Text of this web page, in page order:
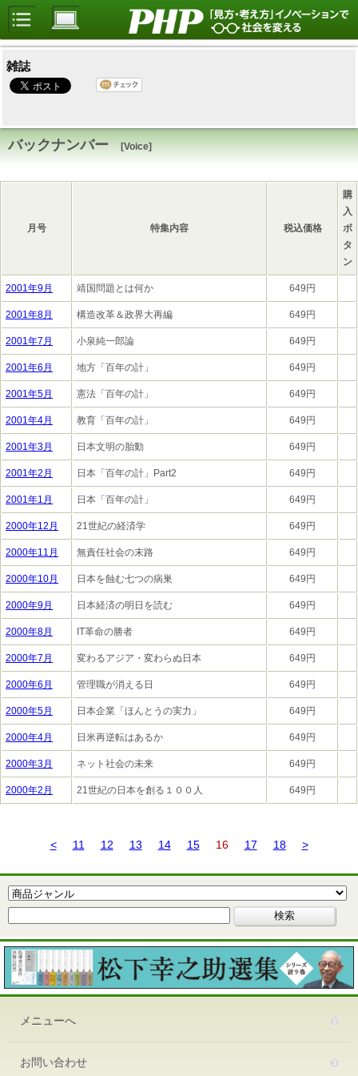
雑誌
バックナンバー [Voice]
月号 特集内容 税込価格
購
入
ボ
タ
ン
2001年9月 靖国問題とは何か 649円
2001年8月 構造改革＆政界大再編 649円
2001年7月 小泉純一郎論 649円
2001年6月 地方「百年の計」 649円
2001年5月 憲法「百年の計」 649円
2001年4月 教育「百年の計」 649円
2001年3月 日本文明の胎動 649円
2001年2月 日本「百年の計」Part2 649円
2001年1月 日本「百年の計」 649円
2000年12月 21世紀の経済学 649円
2000年11月 無責任社会の末路 649円
2000年10月 日本を蝕む七つの病巣 649円
2000年9月 日本経済の明日を読む 649円
2000年8月 IT革命の勝者 649円
2000年7月 変わるアジア・変わらぬ日本 649円
2000年6月 管理職が消える日 649円
2000年5月 日本企業「ほんとうの実力」 649円
2000年4月 日米再逆転はあるか 649円
2000年3月 ネット社会の未来 649円
2000年2月 21世紀の日本を創る１００人 649円
< 11 12 13 14 15 16 17 18 >
メニューへ
お問い合わせ